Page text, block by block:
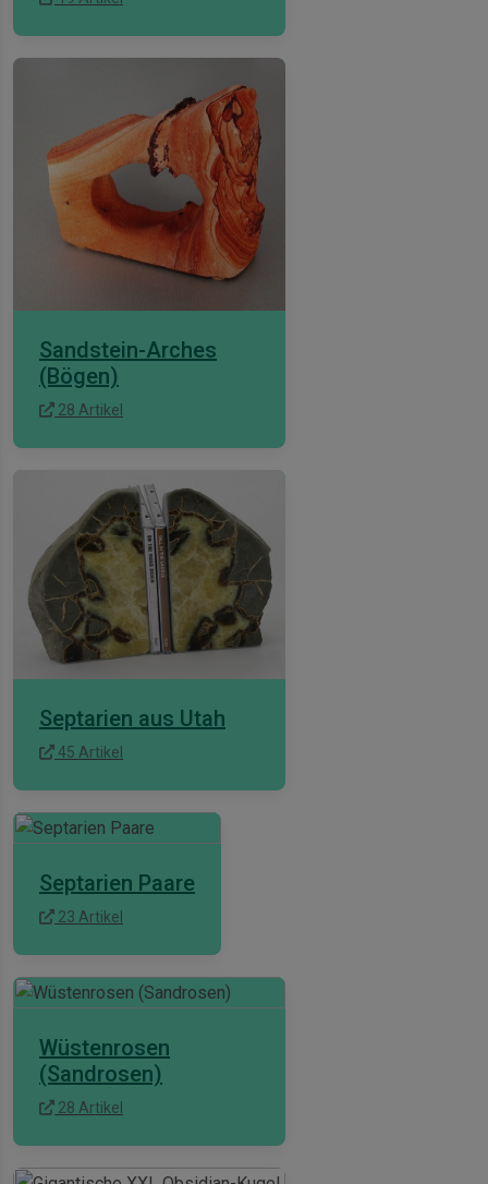
Sandstein-Arches
(Bögen)
28 Artikel
Septarien aus Utah
45 Artikel
Septarien Paare
23 Artikel
Wüstenrosen
(Sandrosen)
28 Artikel